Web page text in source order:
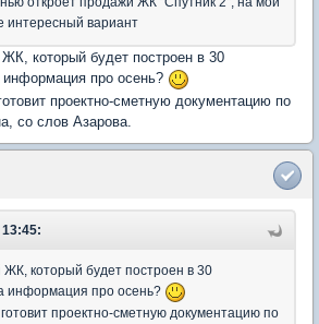
интересный вариант
который будет построен в 30
про осень?
проектно-сметную документацию по
со слов Азарова.
ЖК, который будет построен в 30
информация про осень?
проектно-сметную документацию по